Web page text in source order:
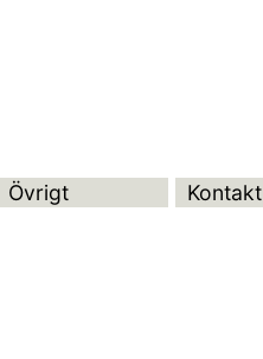
Övrigt Kontakt